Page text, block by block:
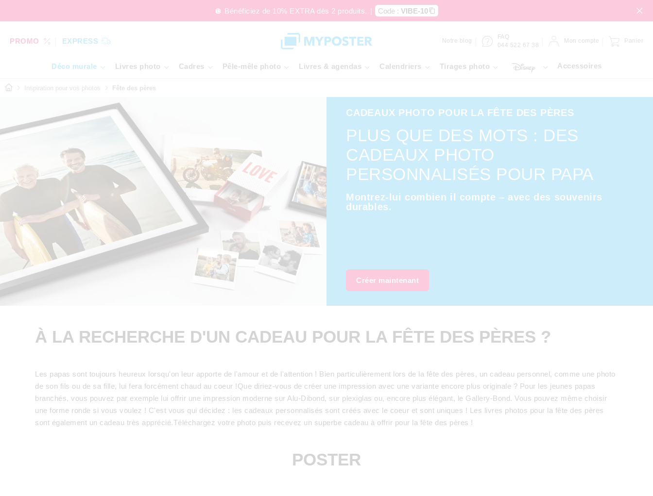
🪩 Bénéficiez de 10% EXTRA dès 2 produits. | Code : VIBE-10
PROMO EXPRESS Notre blog
FAQ
044 522 67 38
Mon compte Panier
Déco murale Livres photo Cadres Pêle-mêle photo Livres & agendas Calendriers Tirages photo Accessoires
Inspiration pour vos photos Fête des pères
CADEAUX PHOTO POUR LA FÊTE DES PÈRES
PLUS QUE DES MOTS : DES
CADEAUX PHOTO
PERSONNALISÉS POUR PAPA
Montrez-lui combien il compte – avec des souvenirs
durables.
Créer maintenant
À LA RECHERCHE D'UN CADEAU POUR LA FÊTE DES PÈRES ?
Les papas sont toujours heureux lorsqu'on leur apporte de l'amour et de l'attention ! Bien particulièrement lors de la fête des pères, un cadeau personnel, comme une photo
de son fils ou de sa fille, lui fera forcément chaud au coeur !Que diriez-vous de créer une impression avec une variante encore plus originale ? Pour les jeunes papas
branchés, vous pouvez par exemple lui offrir une impression moderne sur Alu-Dibond, sur plexiglas ou, encore plus élégant, le Gallery-Bond. Vous pouvez même choisir
une forme ronde si vous voulez ! C'est vous qui décidez : les cadeaux personnalisés sont créés avec le coeur et sont uniques ! Les livres photos pour la fête des pères
sont également un cadeau très apprécié.Téléchargez votre photo puis recevez un superbe cadeau à offrir pour la fête des pères !
POSTER